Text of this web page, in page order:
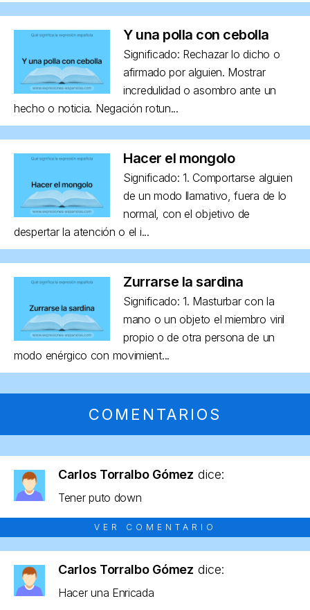
Y una polla con cebolla
Significado: Rechazar lo dicho o
afirmado por alguien. Mostrar
incredulidad o asombro ante un
hecho o noticia. Negación rotun...
Hacer el mongolo
Significado: 1. Comportarse alguien
de un modo llamativo, fuera de lo
normal, con el objetivo de
despertar la atención o el i...
Zurrarse la sardina
Significado: 1. Masturbar con la
mano o un objeto el miembro viril
propio o de otra persona de un
modo enérgico con movimient...
COMENTARIOS
Carlos Torralbo Gómez dice:
Tener puto down
VER COMENTARIO
Carlos Torralbo Gómez dice:
Hacer una Enricada